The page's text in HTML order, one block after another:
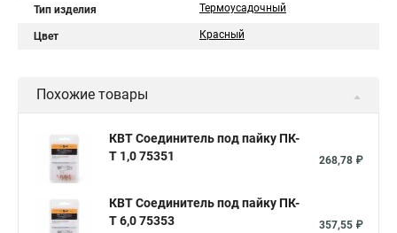
Тип изделия Термоусадочный
Цвет Красный
Похожие товары
КВТ Соединитель под пайку ПК-
Т 1,0 75351
268,78 ₽
КВТ Соединитель под пайку ПК-
Т 6,0 75353
357,55 ₽